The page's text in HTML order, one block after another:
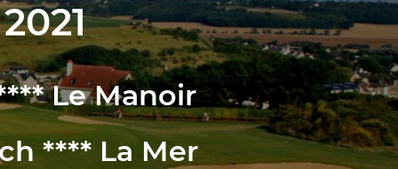
Le Manoir
**** La Mer